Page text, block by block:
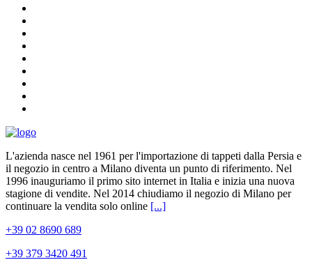
L'azienda nasce nel 1961 per l'importazione di tappeti dalla Persia e
il negozio in centro a Milano diventa un punto di riferimento. Nel
1996 inauguriamo il primo sito internet in Italia e inizia una nuova
stagione di vendite. Nel 2014 chiudiamo il negozio di Milano per
continuare la vendita solo online [...]
+39 02 8690 689
+39 379 3420 491